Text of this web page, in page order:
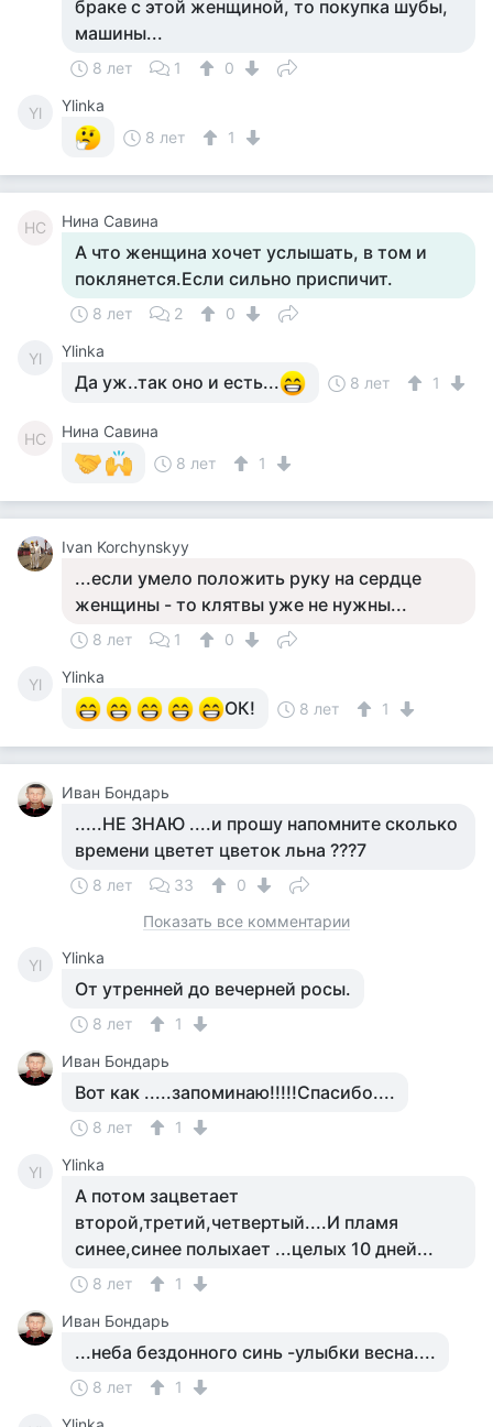
браке с этой женщиной, то покупка шубы,
машины...
8 лет 1 0
Yl
Ylinka
8 лет
1
НС Нина Савина
А что женщина хочет услышать, в том и
поклянется.Если сильно приспичит.
8 лет 2 0
Yl Ylinka
Да уж..так оно и есть... 8 лет 1
НС
Нина Савина
8 лет
1
Ivan Korchynskyy
...если умело положить руку на сердце
женщины - то клятвы уже не нужны...
8 лет 1 0
Yl Ylinka
ОК! 8 лет 1
Иван Бондарь
.....НЕ ЗНАЮ ....и прошу напомните сколько
времени цветет цветок льна ???7
8 лет 33
0
Показать все комментарии
Yl Ylinka
От утренней до вечерней росы.
8 лет
1
Иван Бондарь
Вот как .....запоминаю!!!!!Спасибо....
8 лет 1
Yl Ylinka
А потом зацветает
второй,третий,четвертый....И пламя
синее,синее полыхает ...целых 10 дней...
8 лет
1
Иван Бондарь
...неба бездонного синь -улыбки весна....
8 лет 1